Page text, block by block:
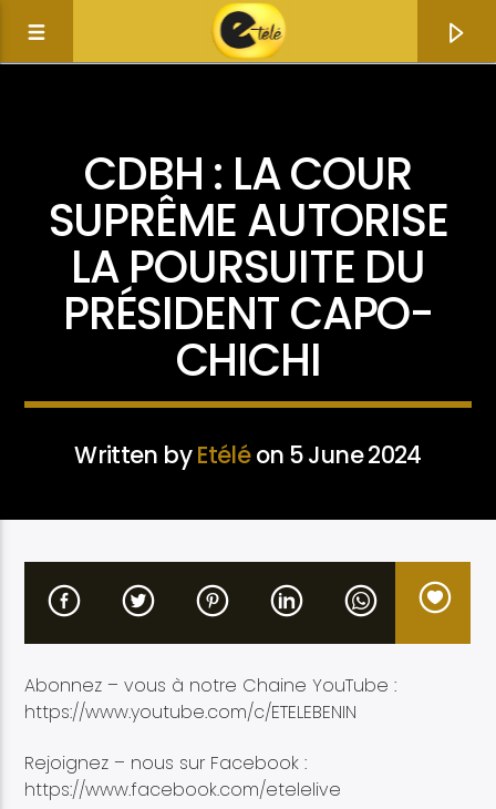
Etele en direct
CDBH : LA COUR
SUPRÊME AUTORISE
LA POURSUITE DU
PRÉSIDENT CAPO-
CHICHI
Written byEtéléon 5 June 2024
Abonnez – vous à notre Chaine YouTube :
https://www.youtube.com/c/ETELEBENIN
Rejoignez – nous sur Facebook :
https://www.facebook.com/etelelive